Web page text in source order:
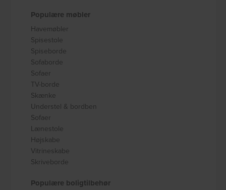
Populære møbler
Havemøbler
Spisestole
Spiseborde
Sofaborde
Sofaer
TV-borde
Skænke
Understel & bordben
Sofaer
Lænestole
Højskabe
Vitrineskabe
Skriveborde
Populære boligtilbehør